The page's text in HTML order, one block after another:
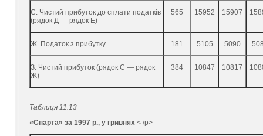
Є. Чистий прибуток до сплати податків
(рядок Д — рядок Е)
565 15952 15907
Ж. Податок з прибутку 181 5105 5090
З. Чистий прибуток (рядок Є — рядок
Ж)
384 10847 10817
Таблиця 11.13
«Спарта» за 1997 р., у гривнях < /p>